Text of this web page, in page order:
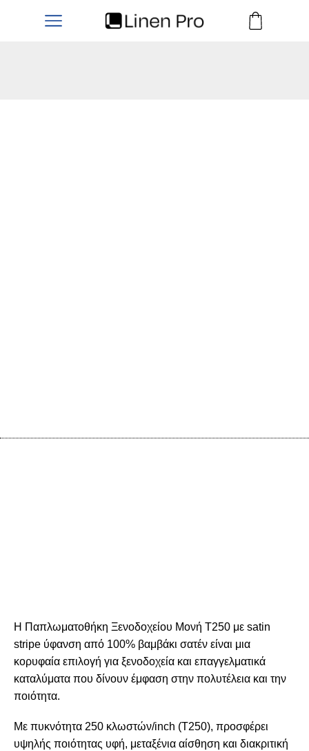
Η Παπλωματοθήκη Ξενοδοχείου Μονή Τ250 με satin
stripe ύφανση από 100% βαμβάκι σατέν είναι μια
κορυφαία επιλογή για ξενοδοχεία και επαγγελματικά
καταλύματα που δίνουν έμφαση στην πολυτέλεια και την
ποιότητα.
Με πυκνότητα 250 κλωστών/inch (T250), προσφέρει
υψηλής ποιότητας υφή, μεταξένια αίσθηση και διακριτική